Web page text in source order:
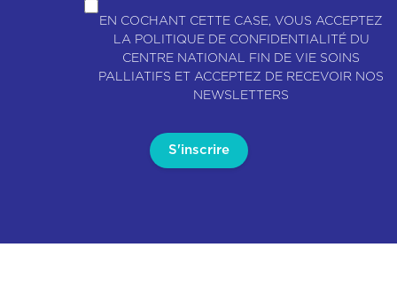
EN COCHANT CETTE CASE, VOUS ACCEPTEZ
LA POLITIQUE DE CONFIDENTIALITÉ DU
CENTRE NATIONAL FIN DE VIE SOINS
PALLIATIFS ET ACCEPTEZ DE RECEVOIR NOS
NEWSLETTERS